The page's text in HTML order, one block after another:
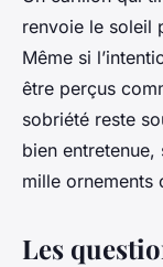
renvoie le soleil
Même si
être perçus
sobriété reste
bien
mille ornements
Les